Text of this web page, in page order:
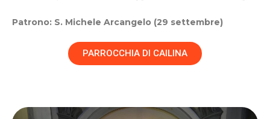
Patrono: S. Michele Arcangelo (29 settembre)
PARROCCHIA DI CAILINA